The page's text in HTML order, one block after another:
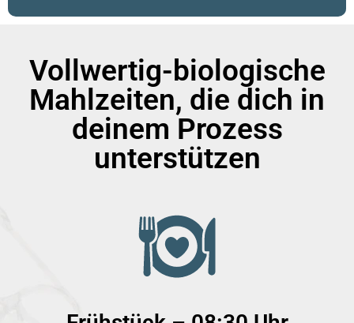
Vollwertig-biologische
Mahlzeiten, die dich in
deinem Prozess
unterstützen